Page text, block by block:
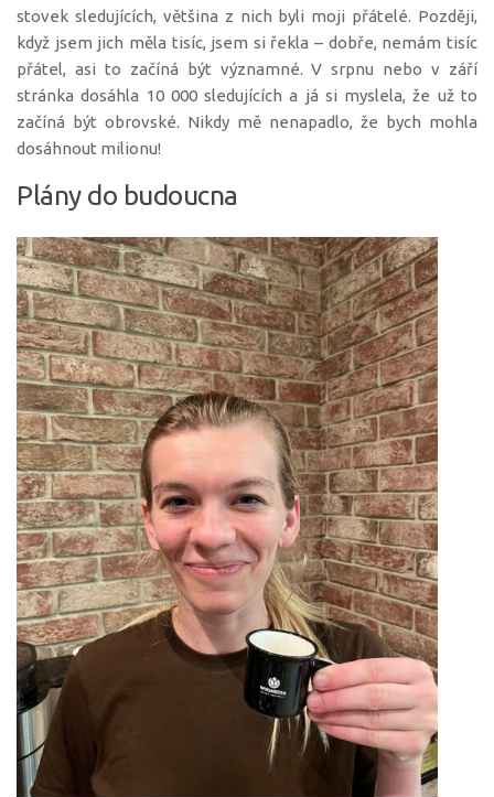
stovek sledujících, většina z nich byli moji přátelé. Později,
když jsem jich měla tisíc, jsem si řekla – dobře, nemám tisíc
přátel, asi to začíná být významné. V srpnu nebo v září
stránka dosáhla 10 000 sledujících a já si myslela, že už to
začíná být obrovské. Nikdy mě nenapadlo, že bych mohla
dosáhnout milionu!
Plány do budoucna